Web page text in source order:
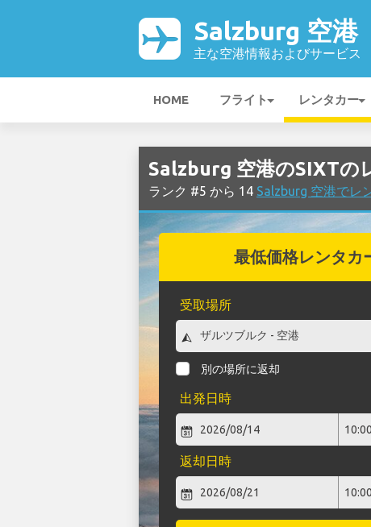
Salzburg 空港
主な空港情報およびサービス
HOME フライト レンタカー
Salzburg 空港のSIXTの
ランク #5 から 14 Salzburg 空港でレ
最低価格レンタカ
受取場所
別の場所に返却
出発日時
返却日時